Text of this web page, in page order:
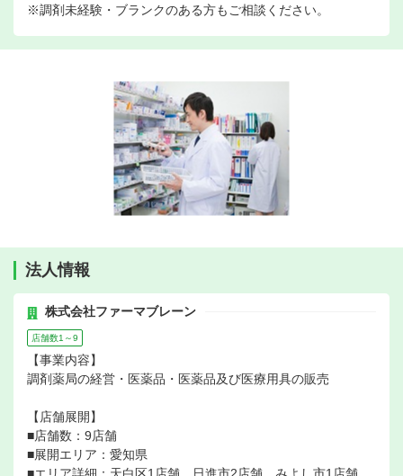
※調剤未経験・ブランクのある方もご相談ください。
法人情報
株式会社ファーマブレーン
店舗数1～9
【事業内容】
調剤薬局の経営・医薬品・医薬品及び医療用具の販売
【店舗展開】
■店舗数：9店舗
■展開エリア：愛知県